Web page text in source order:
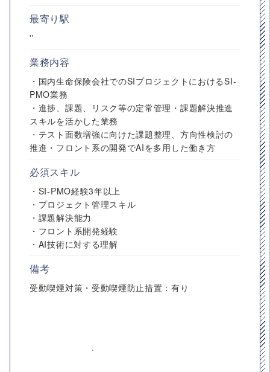
最寄り駅
''
業務内容
・国内生命保険会社でのSIプロジェクトにおけるSI-
PMO業務
・進捗、課題、リスク等の定常管理・課題解決推進
スキルを活かした業務
・テスト面数増強に向けた課題整理、方向性検討の
推進・フロント系の開発でAIを多用した働き方
必須スキル
・SI-PMO経験3年以上
・プロジェクト管理スキル
・課題解決能力
・フロント系開発経験
・AI技術に対する理解
備考
受動喫煙対策・受動喫煙防止措置：有り